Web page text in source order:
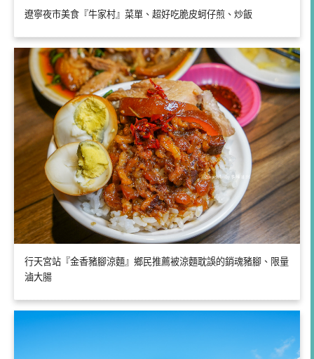
遼寧夜市美食『牛家村』菜單、超好吃脆皮蚵仔煎、炒飯
行天宮站『金香豬腳涼麵』鄉民推薦被涼麵耽誤的銷魂豬腳、限量
滷大腸